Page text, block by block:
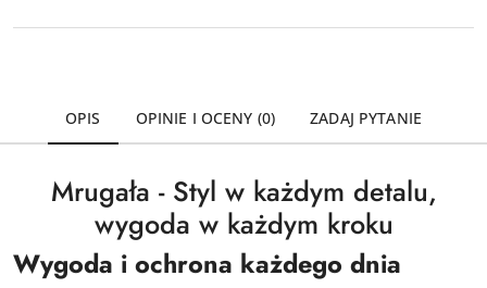
OPIS OPINIE I OCENY (0) ZADAJ PYTANIE
Mrugała - Styl w każdym detalu,
wygoda w każdym kroku
Wygoda i ochrona każdego dnia